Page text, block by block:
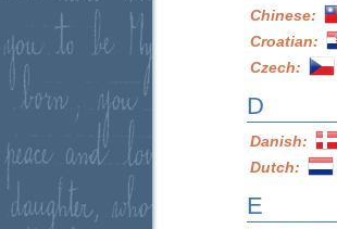
Chinese:
Croatian:
Czech:
D
Danish:
Dutch:
E